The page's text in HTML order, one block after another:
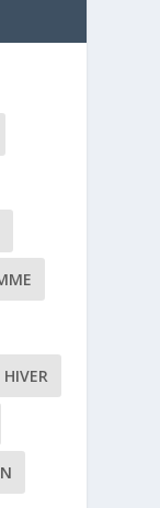
HIVER